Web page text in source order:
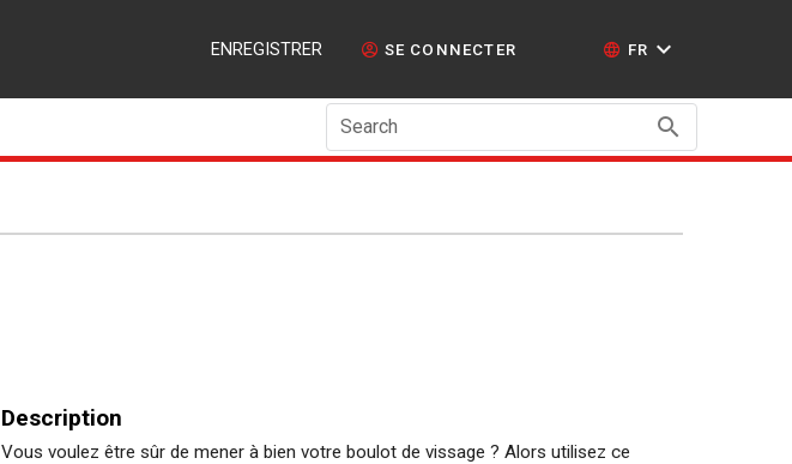
ENREGISTRER SE CONNECTER FR
Search
Description
Vous voulez être sûr de mener à bien votre boulot de vissage ? Alors utilisez ce